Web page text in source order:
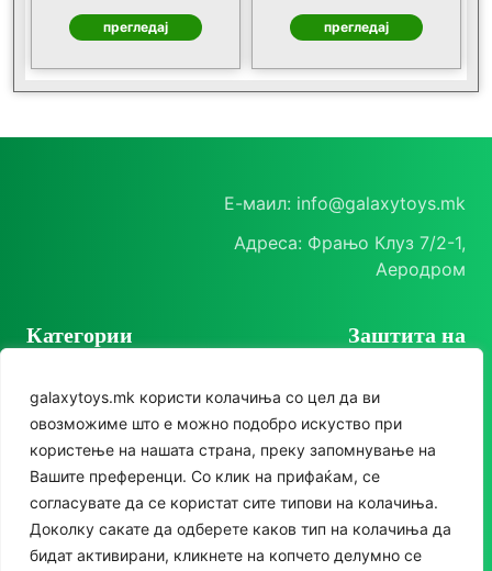
galaxytoys.mk користи колачиња со цел да ви
овозможиме што е можно подобро искуство при
користење на нашата страна, преку запомнување на
Вашите преференци. Со клик на прифаќам, се
согласувате да се користат сите типови на колачиња.
Доколку сакате да одберете каков тип на колачиња да
бидат активирани, кликнете на копчето делумно се
прегледај прегледај
Е-маил: info@galaxytoys.mk
Адреса: Фрањо Клуз 7/2-1,
Аеродром
Категории
Сезонска опрема
Друштвени игри
За двор
Едукативни
Заштита на
Политика на
приватност
Политика за колачиња
Следете нè
Instagram
Facebook